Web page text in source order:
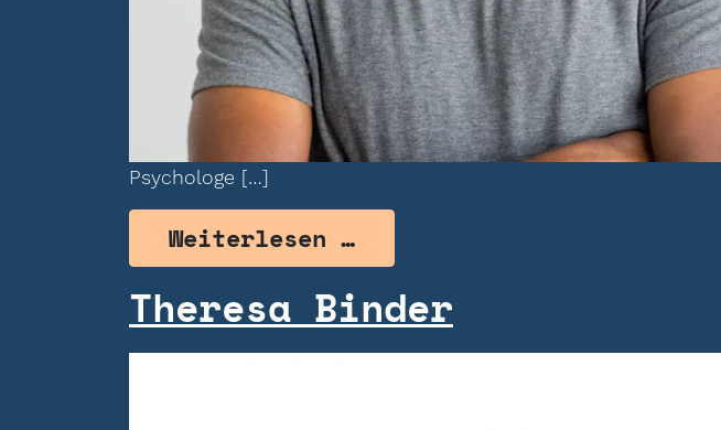
Psychologe […]
Weiterlesen …from Michael Ndiaye
Theresa Binder